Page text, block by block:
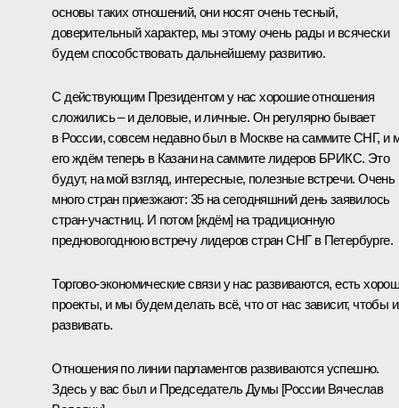
основы таких отношений, они носят очень тесный,
доверительный характер, мы этому очень рады и всячески
будем способствовать дальнейшему развитию.
С действующим Президентом у нас хорошие отношения
сложились – и деловые, и личные. Он регулярно бывает
в России, совсем недавно был в Москве насаммите СНГ, и
его ждём теперь в Казани на саммите лидеров БРИКС. Это
будут, на мой взгляд, интересные, полезные встречи. Очень
много стран приезжают: 35 на сегодняшний день заявилось
стран-участниц. И потом [ждём] на традиционную
предновогоднюю встречу лидеров стран СНГ в Петербурге.
Торгово-экономические связи у нас развиваются, есть
проекты, и мы будем делать всё, что от нас зависит, чтобы
развивать.
Отношения по линии парламентов развиваются успешно.
Здесь у вас был и Председатель Думы [России Вячеслав